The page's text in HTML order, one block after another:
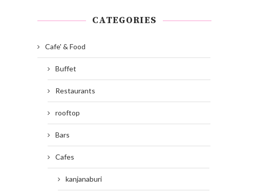
CATEGORIES
Cafe' & Food
Buffet
Restaurants
rooftop
Bars
Cafes
kanjanaburi